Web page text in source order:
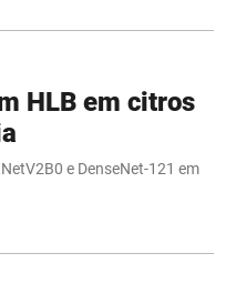
HLB em citros
e DenseNet-121 em